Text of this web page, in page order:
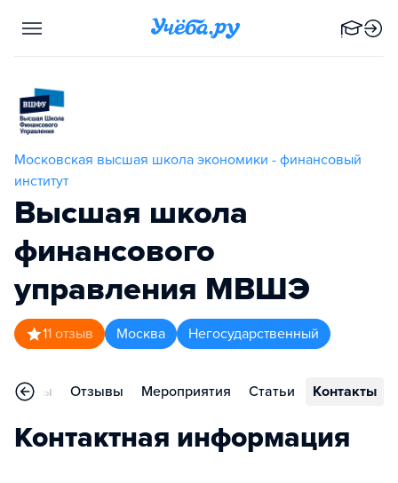
Московская высшая школа экономики - финансовый
институт
Высшая школа
финансового
управления МВШЭ
11 отзыв Москва Негосударственный
Отзывы Мероприятия Статьи Контакты
Контактная информация